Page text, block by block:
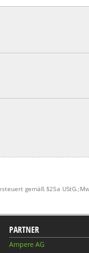
gemäß §25a
PARTNER
Ampere AG